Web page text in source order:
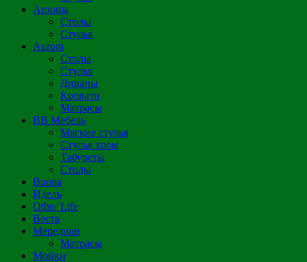
Arooma
Столы
Стулья
Aurora
Столы
Стулья
Диваны
Кровати
Матрасы
ВВ Мебель
Мягкие стулья
Стулья хром
Табуреты
Столы
Buona
Идель
Other Life
Веста
Мередиан
Матрасы
Мойки